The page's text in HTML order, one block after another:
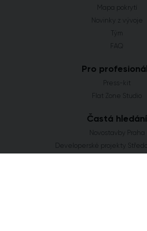
Mapa pokrytí
Novinky z vývoje
Tým
FAQ
Pro
Press-kit
Flat Zone Studio
Častá hledání
Novostavby Praha
Developerské projekty